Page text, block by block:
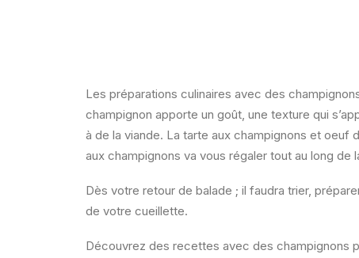
Les préparations culinaires avec des
champignon apporte un goût, une texture qui
à de la viande. La tarte aux champignons et oeuf
aux champignons va vous régaler tout au long de
Dès votre retour de balade ; il faudra trier,
de votre cueillette.
Découvrez des recettes avec des champignons